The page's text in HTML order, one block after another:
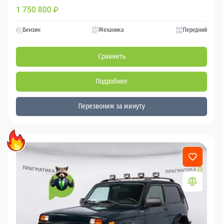
1 750 800 ₽
Бензин Механика Передний
Сравнить
Подробнее
Перезвоним за минуту